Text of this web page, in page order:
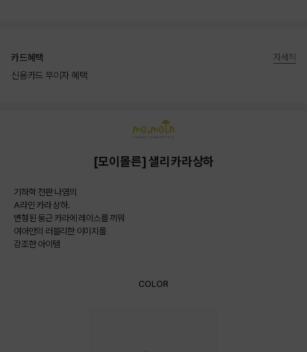
카드혜택
신용카드 무이자 혜택
자세히
[모이몰른] 샐리카라상하
기하학 전판 나염의
A라인 카라 상하.
변형된 둥근 카라에 레이스를 끼워
여아만의 러블리한 이미지를
강조한 아이템
COLOR